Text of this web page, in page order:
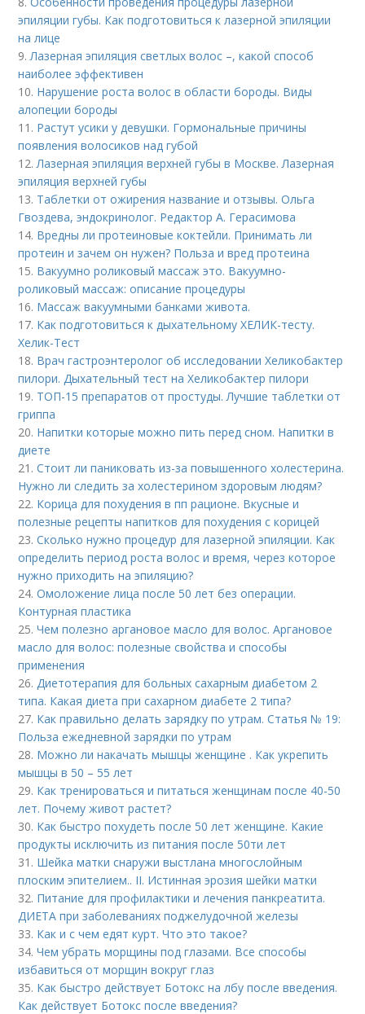
эпиляции губы. Как подготовиться к лазерной эпиляции
на лице
9.Лазерная эпиляция светлых волос –, какой способ
наиболее эффективен
10. Нарушение роста волос в области бороды. Виды
алопеции бороды
11. Растут усики у девушки. Гормональные причины
появления волосиков над губой
12.Лазерная эпиляция верхней губы в Москве. Лазерная
эпиляция верхней губы
13. Таблетки от ожирения название и отзывы. Ольга
Гвоздева, эндокринолог. Редактор А. Герасимова
14. Вредны ли протеиновые коктейли. Принимать ли
протеин и зачем он нужен? Польза и вред протеина
15. Вакуумно роликовый массаж это. Вакуумно-
роликовый массаж: описание процедуры
16. Массаж вакуумными банками живота.
17. Как подготовиться к дыхательному ХЕЛИК-тесту.
Хелик-Тест
18. Врач гастроэнтеролог об исследовании Хеликобактер
пилори. Дыхательный тест на Хеликобактер пилори
19. ТОП-15 препаратов от простуды. Лучшие таблетки от
гриппа
20. Напитки которые можно пить перед сном. Напитки в
диете
21.Стоит ли паниковать из-за повышенного холестерина.
Нужно ли следить за холестерином здоровым людям?
22. Корица для похудения в пп рационе. Вкусные и
полезные рецепты напитков для похудения с корицей
23.Сколько нужно процедур для лазерной эпиляции. Как
определить период роста волос и время, через которое
нужно приходить на эпиляцию?
24.Омоложение лица после 50 лет без операции.
Контурная пластика
25.Чем полезно аргановое масло для волос. Аргановое
масло для волос: полезные свойства и способы
применения
26.Диетотерапия для больных сахарным диабетом 2
типа. Какая диета при сахарном диабете 2 типа?
27. Как правильно делать зарядку по утрам. Статья № 19:
Польза ежедневной зарядки по утрам
28. Можно ли накачать мышцы женщине . Как укрепить
мышцы в 50 – 55 лет
29. Как тренироваться и питаться женщинам после 40-50
лет. Почему живот растет?
30. Как быстро похудеть после 50 лет женщине. Какие
продукты исключить из питания после 50ти лет
31. Шейка матки снаружи выстлана многослойным
плоским эпителием.. II. Истинная эрозия шейки матки
32. Питание для профилактики и лечения панкреатита.
ДИЕТА при заболеваниях поджелудочной железы
33. Как и с чем едят курт. Что это такое?
34.Чем убрать морщины под глазами. Все способы
избавиться от морщин вокруг глаз
35. Как быстро действует Ботокс на лбу после введения.
Как действует Ботокс после введения?